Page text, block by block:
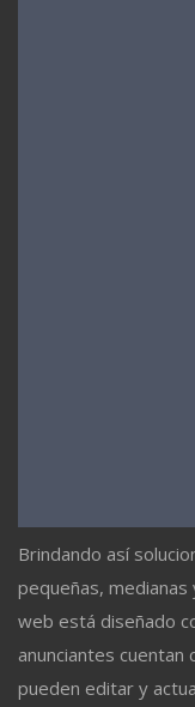
Brindando así
pequeñas,
web está diseñado
anunciantes cuentan
pueden editar y